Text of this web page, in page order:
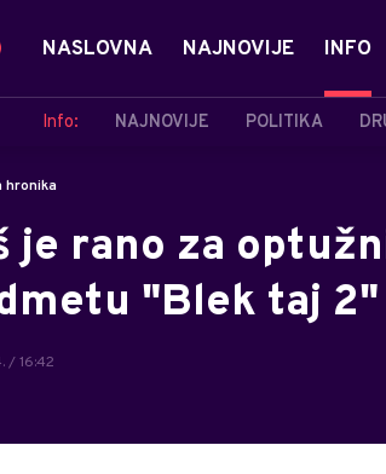
NASLOVNA NAJNOVIJE INFO
Info: NAJNOVIJE POLITIKA
hronika
je rano za
"Blek taj
/ 16:42